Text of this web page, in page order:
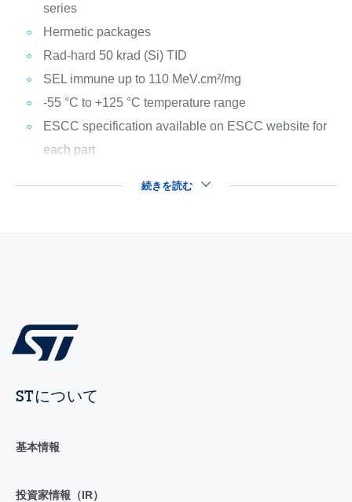
series
Hermetic packages
Rad-hard 50 krad (Si) TID
SEL immune up to 110 MeV.cm²/mg
-55 °C to +125 °C temperature range
ESCC specification available on ESCC website for
each part
続きを読む
STについて
基本情報
投資家情報（IR）